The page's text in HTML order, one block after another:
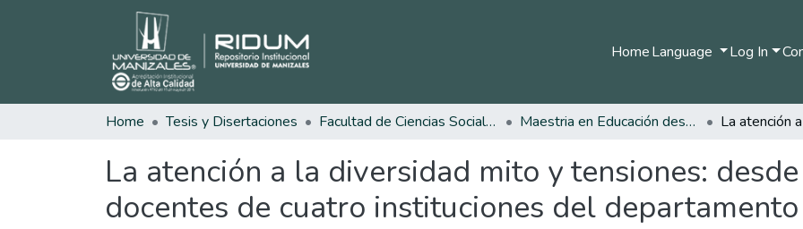
HomeLanguage Log In
Home Tesis y Disertaciones Facultad de Ciencias Sociales y Humanas Maestria en Educación desde la Diversidad
La atención a la diversidad mito y tensiones:
docentes de cuatro instituciones del